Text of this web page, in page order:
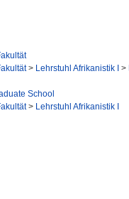
> Lehrstuhl Afrikanistik I >
School
> Lehrstuhl Afrikanistik I